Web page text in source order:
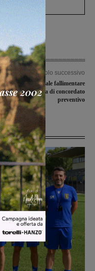
Articolo successivo
Srl, il Tribunale fallimentare
la proposta di concordato
preventivo